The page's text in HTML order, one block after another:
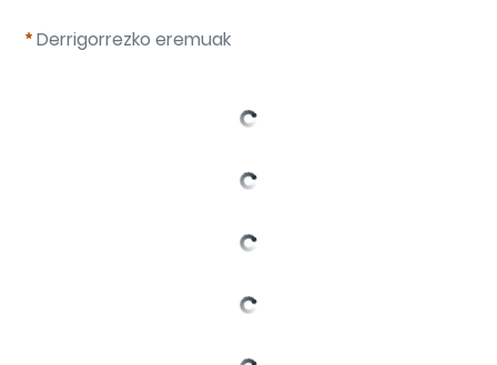
Derrigorrezko eremuak